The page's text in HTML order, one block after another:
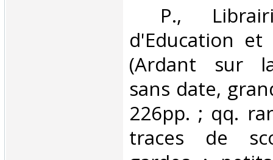
P.,
d'Education et
(Ardant sur
sans date,
226pp. ; qq.
traces de